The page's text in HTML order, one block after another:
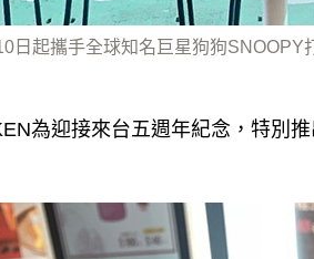
日起攜手全球知名巨星狗狗SNOOPY
為迎接來台五週年紀念，特別